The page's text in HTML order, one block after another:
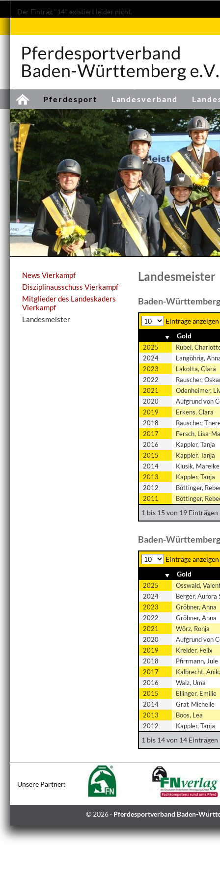
Der Eintrag "14" existiert leider nicht.
Pferdesport Landesverband
News Vierkampf
Disziplinausschuss Vierkampf
Mitglieder des Landeskaders
Vierkampf
Landesmeister
Landesmeister
Baden-
Einträge anzeigen
Gold
2025
Rübel,
2024
Langöhrig,
2023
Lakotta, Clara
2022
Rauscher,
2021
Odenheimer,
2020
Aufgrund von
2019
Erkens, Clara
2018
Rauscher,
2017
Fersch, Lisa-
2016
Kappler, Tanja
2015
Kappler, Tanja
2014
Klusik, Mareike
2013
Kappler, Tanja
2012
Böttinger,
2011
Böttinger,
1 bis 15 von 19 Einträgen
Baden-
Einträge anzeigen
Gold
2025
Osswald,
2024
Berger, Aurora
2023
Gröbner, Anna
2022
Gröbner, Anna
2021
Wörz, Ronja
2020
Aufgrund von
2019
Kreider, Felix
2018
Pfirrmann, Jule
2017
Kalbrecht,
2016
Walz, Uma
2015
Ellinger, Emilie
2014
Graf, Michelle
2013
Boos, Lea
2012
Kappler, Tanja
1 bis 14 von 14 Einträgen
© 2026 · Pferdesportverband Baden-